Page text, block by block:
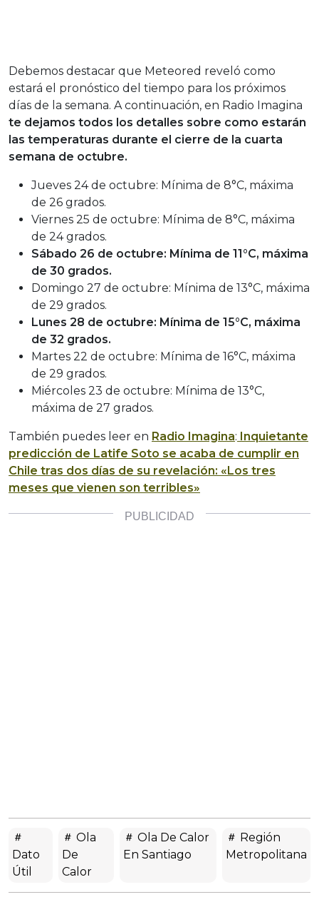
Debemos destacar que Meteored reveló como
estará el pronóstico del tiempo para los próximos
días de la semana. A continuación, en Radio Imagina
te dejamos todos los detalles sobre como estarán
las temperaturas durante el cierre de la cuarta
semana de octubre.
Jueves 24 de octubre: Mínima de 8°C, máxima
de 26 grados.
Viernes 25 de octubre: Mínima de 8°C, máxima
de 24 grados.
Sábado 26 de octubre: Mínima de 11°C, máxima
de 30 grados.
Domingo 27 de octubre: Mínima de 13°C, máxima
de 29 grados.
Lunes 28 de octubre: Mínima de 15°C, máxima
de 32 grados.
Martes 22 de octubre: Mínima de 16°C, máxima
de 29 grados.
Miércoles 23 de octubre: Mínima de 13°C,
máxima de 27 grados.
También puedes leer en Radio Imagina: Inquietante
predicción de Latife Soto se acaba de cumplir en
Chile tras dos días de su revelación: «Los tres
meses que vienen son terribles»
Dato
Útil
Ola
De
Calor
Ola De Calor
En Santiago
Región
Metropolitana